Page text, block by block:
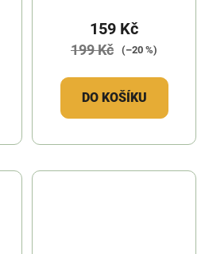
159 Kč
199 Kč (–20 %)
DO KOŠÍKU